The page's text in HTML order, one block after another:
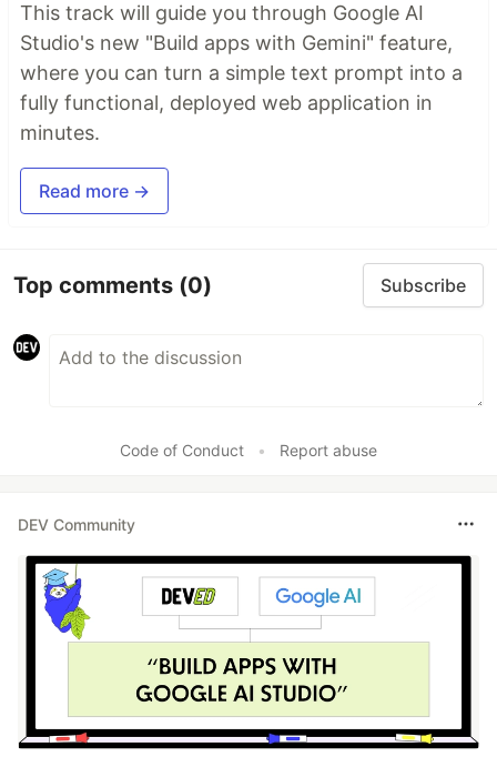
This track will guide you through Google AI
Studio's new "Build apps with Gemini" feature,
where you can turn a simple text prompt into a
fully functional, deployed web application in
minutes.
Read more →
Top comments (0) Subscribe
Code of Conduct • Report abuse
DEV Community